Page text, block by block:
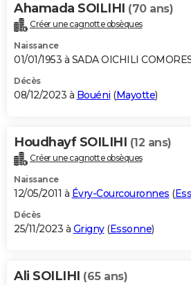
Ahamada SOILIHI (70 ans)
Créer une cagnotte obsèques
Naissance
01/01/1953 à SADA OICHILI
Décès
08/12/2023 à Bouéni (Mayotte)
Houdhayf SOILIHI (12 ans)
Créer une cagnotte obsèques
Naissance
12/05/2011 à Évry-Courcouronnes (
Décès
25/11/2023 à Grigny(Essonne)
Ali SOILIHI (65 ans)